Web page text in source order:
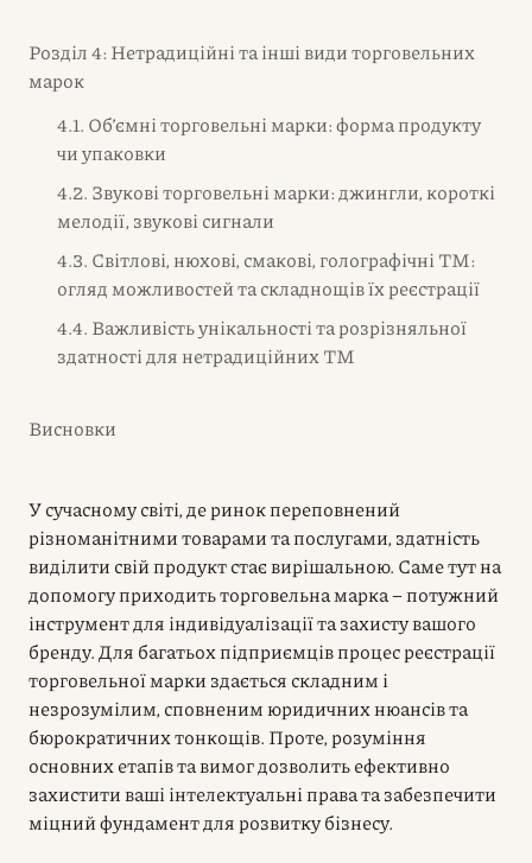
Розділ 4: Нетрадиційні та інші види торговельних
марок
4.1. Об’ємні торговельні марки: форма продукту
чи упаковки
4.2. Звукові торговельні марки: джингли, короткі
мелодії, звукові сигнали
4.3. Світлові, нюхові, смакові, голографічні ТМ:
огляд можливостей та складнощів їх реєстрації
4.4. Важливість унікальності та розрізняльної
здатності для нетрадиційних ТМ
Висновки
У сучасному світі, де ринок переповнений
різноманітними товарами та послугами, здатність
виділити свій продукт стає вирішальною. Саме тут на
допомогу приходить торговельна марка – потужний
інструмент для індивідуалізації та захисту вашого
бренду. Для багатьох підприємців процес реєстрації
торговельної марки здається складним і
незрозумілим, сповненим юридичних нюансів та
бюрократичних тонкощів. Проте, розуміння
основних етапів та вимог дозволить ефективно
захистити ваші інтелектуальні права та забезпечити
міцний фундамент для розвитку бізнесу.